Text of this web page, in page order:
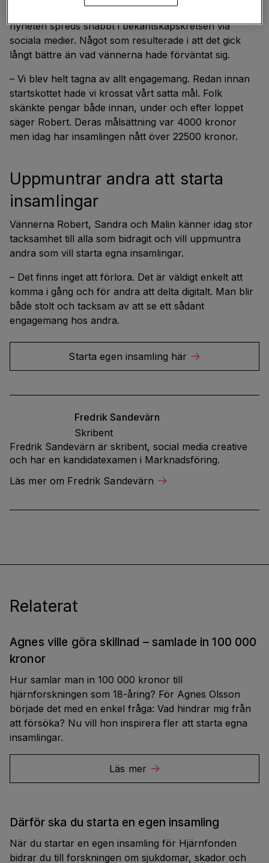
nyheten spreds snabbt i bekantskapskretsen via
sociala medier. Något som resulterade i att det gick
långt bättre än vad vännerna hade förväntat sig.
– Vi blev helt tagna av allt engagemang. Redan innan
startskottet hade vi krossat vårt satta mål. Folk
skänkte pengar både innan, under och efter loppet
säger Robert. Deras målsättning var 4000 kronor
men idag har insamlingen nått över 22500 kronor.
Uppmuntrar andra att starta
insamlingar
Vännerna Robert, Sandra och Malin känner idag stor
tacksamhet till alla som bidragit och vill uppmuntra
andra som vill starta egna insamlingar.
– Det finns inget att förlora. Det är väldigt enkelt att
komma i gång och för andra att delta digitalt. Man blir
både stolt och tacksam av att se ett sådant
engagemang hos andra.
Starta egen insamling här
Fredrik Sandevärn
Skribent
Fredrik Sandevärn är skribent, social media creative
och har en kandidatexamen i Marknadsföring.
Läs mer om Fredrik Sandevärn
Relaterat
Agnes ville göra skillnad – samlade in 100 000
kronor
Hur samlar man in 100 000 kronor till
hjärnforskningen som 18-åring? För Agnes Olsson
började det med en enkel fråga: Vad hindrar mig från
att försöka? Nu vill hon inspirera fler att starta egna
insamlingar.
Läs mer
Därför ska du starta en egen insamling
När du startar en egen insamling för Hjärnfonden
bidrar du till forskningen om sjukdomar, skador och